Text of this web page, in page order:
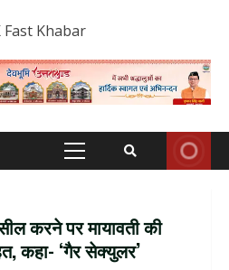
Primary
करने पर मायावती की
कहा- ‘गैर सेक्युलर’